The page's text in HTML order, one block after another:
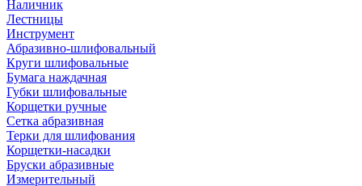
Наличник
Лестницы
Инструмент
Абразивно-шлифовальный
Круги шлифовальные
Бумага наждачная
Губки шлифовальные
Корщетки ручные
Сетка абразивная
Терки для шлифования
Корщетки-насадки
Бруски абразивные
Измерительный